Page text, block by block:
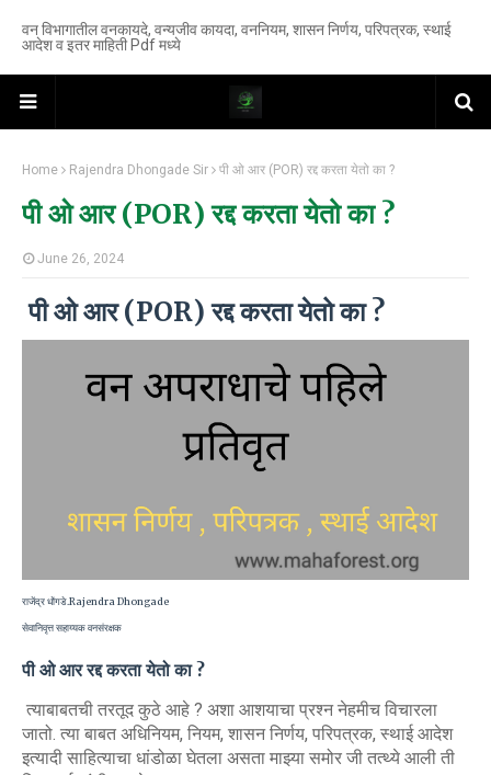
वन विभागातील वनकायदे, वन्यजीव कायदा, वननियम, शासन निर्णय, परिपत्रक, स्थाई
आदेश व इतर माहिती Pdf मध्ये
Home Rajendra Dhongade Sir पी ओ आर (POR) रद्द करता येतो का ?
पी ओ आर (POR) रद्द करता येतो का ?
June 26, 2024
पी ओ आर (POR) रद्द करता येतो का ?
राजेंद्र धोंगडे.Rajendra Dhongade
सेवानिवृत्त सहाय्यक वनसंरक्षक
पी ओ आर रद्द करता येतो का ?
त्याबाबतची तरतूद कुठे आहे ? अशा आशयाचा प्रश्न नेहमीच विचारला
जातो. त्या बाबत अधिनियम, नियम, शासन निर्णय, परिपत्रक, स्थाई आदेश
इत्यादी साहित्याचा धांडोळा घेतला असता माझ्या समोर जी तत्थ्ये आली ती